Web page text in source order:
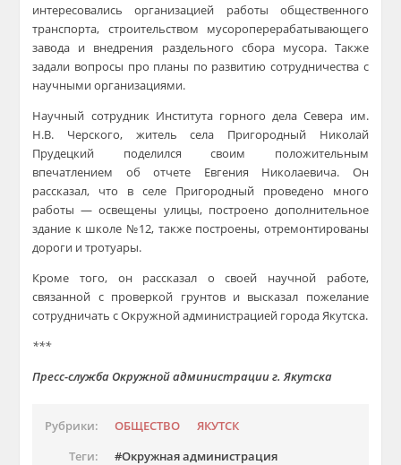
интересовались организацией работы общественного
транспорта, строительством мусороперерабатывающего
завода и внедрения раздельного сбора мусора. Также
задали вопросы про планы по развитию сотрудничества с
научными организациями.
Научный сотрудник Института горного дела Севера им.
Н.В. Черского, житель села Пригородный Николай
Прудецкий поделился своим положительным
впечатлением об отчете Евгения Николаевича. Он
рассказал, что в селе Пригородный проведено много
работы — освещены улицы, построено дополнительное
здание к школе №12, также построены, отремонтированы
дороги и тротуары.
Кроме того, он рассказал о своей научной работе,
связанной с проверкой грунтов и высказал пожелание
сотрудничать с Окружной администрацией города Якутска.
***
Пресс-служба Окружной администрации г. Якутска
Рубрики: ОБЩЕСТВО
ЯКУТСК
Теги:
Окружная администрация